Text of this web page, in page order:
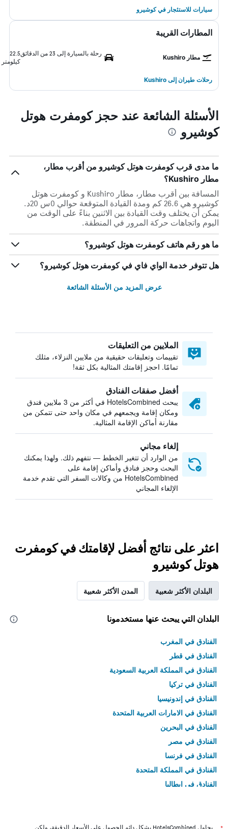
سيارات للاستئجار في كوشيرو
المطارات القريبة
مطار Kushiro
رحلة بالسيارة إلى 23 من الدقائق
22.5
كيلومتر
رحلات طيران إلى Kushiro
الأسئلة الشائعة عند حجز كومفرت هوتل
كوشيرو
ما مدى قرب كومفرت هوتل كوشيرو من أقرب مطار،
مطار Kushiro؟
المسافة بين أقرب مطار، مطار Kushiro و كومفرت هوتل
كوشيرو هي 26.6 كم ومدة القيادة المتوقعة حوالي 0س 20د.
يمكن أن يختلف وقت القيادة بين الاثنين بناءً على الوقت من
اليوم واتجاهات حركة المرور في المنطقة.
ما هو رقم هاتف كومفرت هوتل كوشيرو؟
هل تتوفر خدمة الواي فاي في كومفرت هوتل كوشيرو؟
عرض المزيد من الأسئلة الشائعة
الملايين من التعليقات
تقييمات وتعليقات حقيقية من ملايين النزلاء، مثلك
تمامًا. احجز إقامتك المثالية بكل ثقة!
أفضل صفقات الفنادق
يبحث HotelsCombined في أكثر من 3 ملايين فندق
ومكان إقامة ويجمعهم في مكان واحد حتى تتمكن من
مقارنة أماكن الإقامة المثالية.
إلغاء مجاني
من الوارد أن تتغير الخطط — نتفهم ذلك. ولهذا يمكنك
البحث وحجز فنادق وأماكن إقامة على
HotelsCombined من وكالات السفر التي تقدم خدمة
الإلغاء المجاني
اعثر على نتائج أفضل لإقامتك في كومفرت
هوتل كوشيرو
البلدان الأكثر شعبية المدن الأكثر شعبية
البلدان التي يبحث عنها مستخدمونا
الفنادق في المغرب
الفنادق في قطر
الفنادق في المملكة العربية السعودية
الفنادق في تركيا
الفنادق في إندونيسيا
الفنادق في الامارات العربية المتحدة
الفنادق في البحرين
الفنادق في مصر
الفنادق في فرنسا
الفنادق في المملكة المتحدة
الفنادق في إيطاليا
يحاول HotelsCombined بشكل دائم الحصول على الأسعار الدقيقة، ولكن